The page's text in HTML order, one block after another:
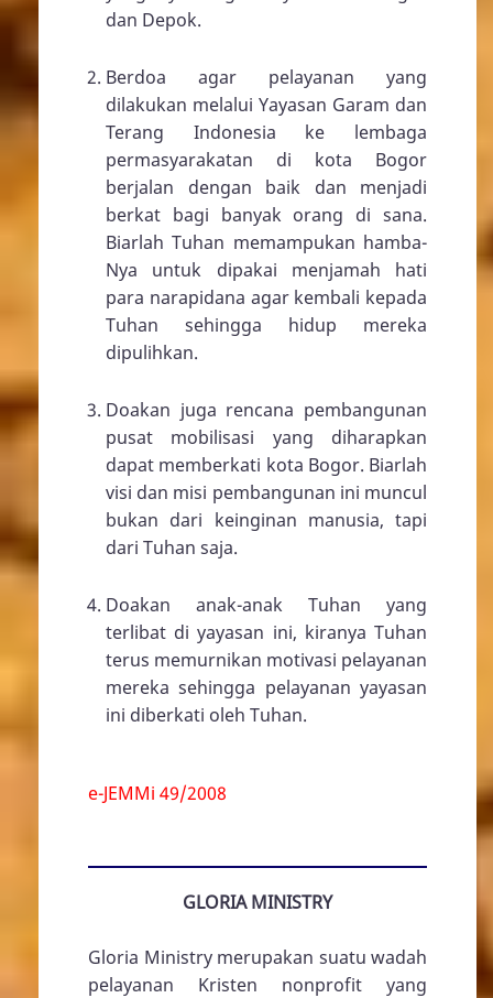
dan Depok.
Berdoa agar pelayanan yang
dilakukan melalui Yayasan Garam dan
Terang Indonesia ke lembaga
permasyarakatan di kota Bogor
berjalan dengan baik dan menjadi
berkat bagi banyak orang di sana.
Biarlah Tuhan memampukan hamba-
Nya untuk dipakai menjamah hati
para narapidana agar kembali kepada
Tuhan sehingga hidup mereka
dipulihkan.
Doakan juga rencana pembangunan
pusat mobilisasi yang diharapkan
dapat memberkati kota Bogor. Biarlah
visi dan misi pembangunan ini muncul
bukan dari keinginan manusia, tapi
dari Tuhan saja.
Doakan anak-anak Tuhan yang
terlibat di yayasan ini, kiranya Tuhan
terus memurnikan motivasi pelayanan
mereka sehingga pelayanan yayasan
ini diberkati oleh Tuhan.
e-JEMMi 49/2008
GLORIA MINISTRY
Gloria Ministry merupakan suatu wadah
pelayanan Kristen nonprofit yang